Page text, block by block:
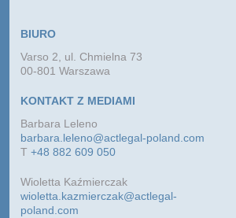
BIURO
Varso 2, ul. Chmielna 73
00-801 Warszawa
KONTAKT Z MEDIAMI
Barbara Leleno
barbara.leleno@actlegal-poland.com
T+48 882 609 050
Wioletta Kaźmierczak
wioletta.kazmierczak@actlegal-
poland.com